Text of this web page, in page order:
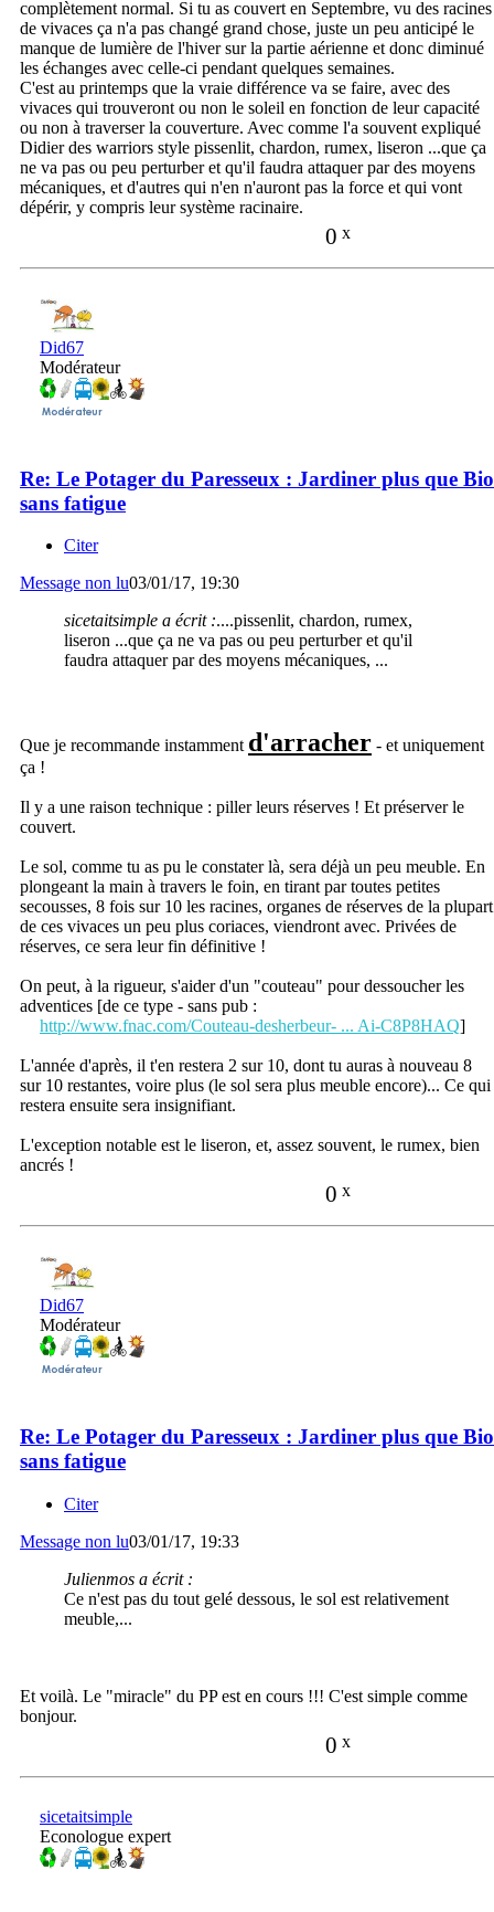
complètement normal. Si tu as couvert en Septembre, vu des racines
de vivaces ça n'a pas changé grand chose, juste un peu anticipé le
manque de lumière de l'hiver sur la partie aérienne et donc diminué
les échanges avec celle-ci pendant quelques semaines.
C'est au printemps que la vraie différence va se faire, avec des
vivaces qui trouveront ou non le soleil en fonction de leur capacité
ou non à traverser la couverture. Avec comme l'a souvent expliqué
Didier des warriors style pissenlit, chardon, rumex, liseron ...que ça
ne va pas ou peu perturber et qu'il faudra attaquer par des moyens
mécaniques, et d'autres qui n'en n'auront pas la force et qui vont
dépérir, y compris leur système racinaire.
0 x
Did67
Modérateur
Re: Le Potager du Paresseux : Jardiner plus que Bio
sans fatigue
Citer
Message non lu03/01/17, 19:30
sicetaitsimple a écrit :....pissenlit, chardon, rumex,
liseron ...que ça ne va pas ou peu perturber et qu'il
faudra attaquer par des moyens mécaniques, ...
Que je recommande instamment d'arracher - et uniquement
ça !
Il y a une raison technique : piller leurs réserves ! Et préserver le
couvert.
Le sol, comme tu as pu le constater là, sera déjà un peu meuble. En
plongeant la main à travers le foin, en tirant par toutes petites
secousses, 8 fois sur 10 les racines, organes de réserves de la plupart
de ces vivaces un peu plus coriaces, viendront avec. Privées de
réserves, ce sera leur fin définitive !
On peut, à la rigueur, s'aider d'un "couteau" pour dessoucher les
adventices [de ce type - sans pub :
http://www.fnac.com/Couteau-desherbeur- ... Ai-C8P8HAQ]
L'année d'après, il t'en restera 2 sur 10, dont tu auras à nouveau 8
sur 10 restantes, voire plus (le sol sera plus meuble encore)... Ce qui
restera ensuite sera insignifiant.
L'exception notable est le liseron, et, assez souvent, le rumex, bien
ancrés !
0 x
Did67
Modérateur
Re: Le Potager du Paresseux : Jardiner plus que Bio
sans fatigue
Citer
Message non lu03/01/17, 19:33
Julienmos a écrit :
Ce n'est pas du tout gelé dessous, le sol est relativement
meuble,...
Et voilà. Le "miracle" du PP est en cours !!! C'est simple comme
bonjour.
0 x
sicetaitsimple
Econologue expert